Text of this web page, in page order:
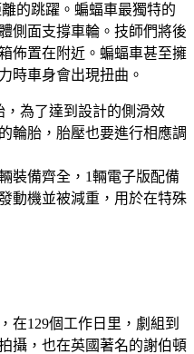
的跳躍。蝙蝠車最獨特的
側面支撐車輪。技師們將後
佈置在附近。蝙蝠車甚至擁
時車身會出現扭曲。
，為了達到設計的側滑效
輪胎，胎壓也要進行相應調
裝備齊全，1輛電子版配備
動機並被減重，用於在特殊
在129個工作日里，劇組到
攝，也在英國著名的謝伯頓